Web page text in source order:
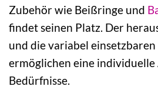
Zubehör wie Beißringe und
findet seinen Platz. Der
und die variabel
ermöglichen eine individuelle
Bedürfnisse.